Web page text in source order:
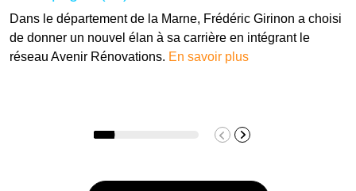
Dans le département de la Marne, Frédéric Girinon a choisi
de donner un nouvel élan à sa carrière en intégrant le
réseau Avenir Rénovations. En savoir plus